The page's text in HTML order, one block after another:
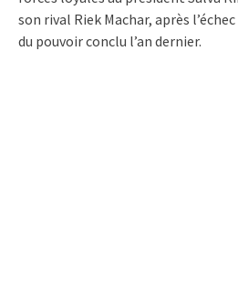
son rival Riek Machar, après
du pouvoir conclu l’an dernier.